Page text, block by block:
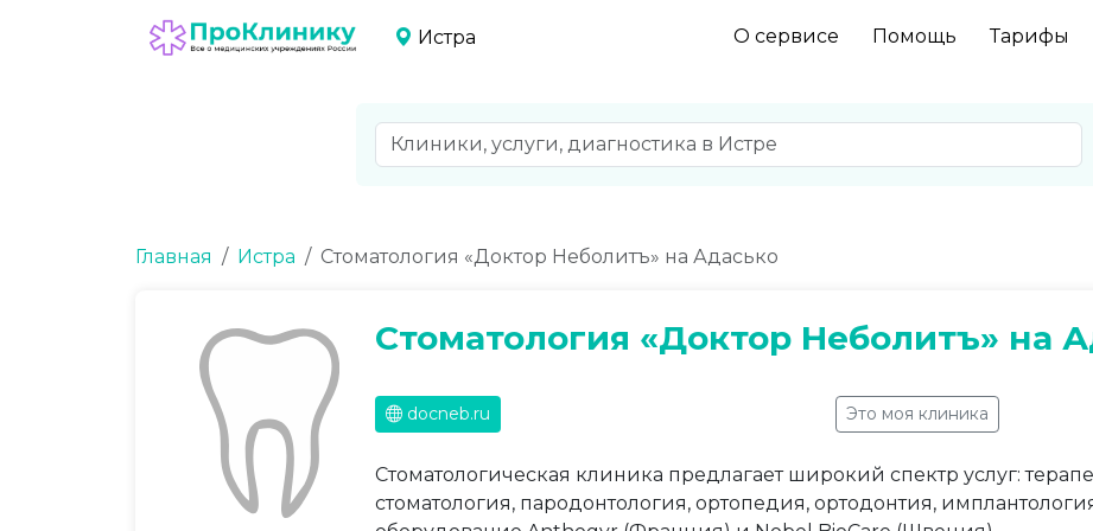
Истра О сервисе Помощь Тарифы
Главная Истра Стоматология «Доктор Неболитъ» на Адасько
Стоматология «Доктор Неболитъ» на
docneb.ru Это моя клиника
Стоматологическая клиника предлагает широкий спектр услуг:
стоматология, пародонтология, ортопедия, ортодонтия,